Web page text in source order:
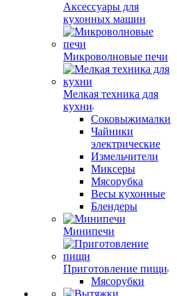
Аксессуары для
кухонных машин
Микроволновые печи
Мелкая техника для
кухни
Соковыжималки
Чайники
электрические
Измельчители
Миксеры
Мясорубка
Весы кухонные
Блендеры
Минипечи
Приготовление пищи
Мясорубки